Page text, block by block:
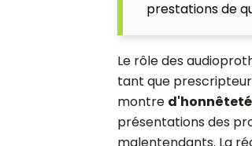
prestations de
Le rôle des
tant que
montre
présentations des
malentendants. La